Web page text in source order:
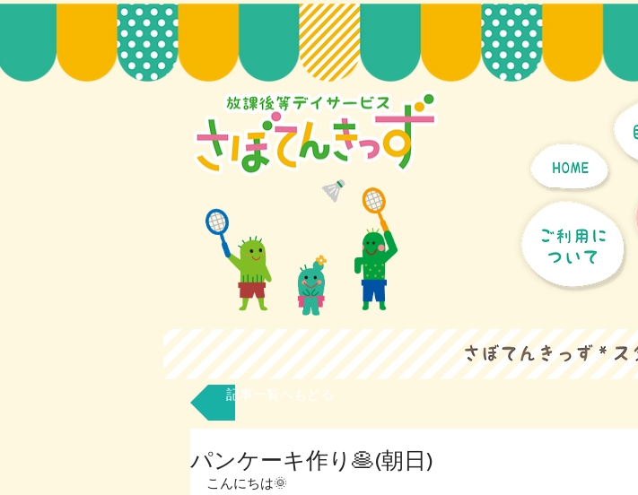
記事一覧へもどる
パンケーキ作り🥞(朝日)
こんにちは🌞